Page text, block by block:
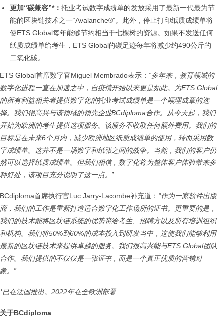
更加“碳兼容”*： 托业考试数字成绩单的发放采用了最新一代最为节
能的区块链技术之一“Avalanche®”。此外，停止打印纸质成绩单将
使ETS Global每年能够节约相当于七棵树的资源。如果不发送任何
纸质成绩单给考生，ETS Global的碳足迹每年将减少约490公斤的
二氧化碳。
ETS Global首席数字官Miguel Membrado表示： “多年来，教育领域的
数字化进程一直在加速之中，自疫情开始以来更是如此。为ETS Global
的所有利益相关者提供数字化的托业考试成绩单是一个顺理成章的选
择。我们很高兴与该领域的领先企业BCdiploma合作。从今天起，我们
开始为欧洲的考生提供这项服务。该服务不收取任何额外费用。我们的
目标是在未来6个月内，减少欧洲地区纸质成绩单的使用，转而采用数
字成绩单。这并不是一场数字和纸张之间的战争。当然，我们的客户仍
然可以选择纸质成绩单。但我们相信，数字化将为整体客户体验带来多
种好处，该项目充分说明了这一点。 ”
BCdiploma首席执行官Luc Jarry-Lacombe补充道： “作为一家软件出版
商，我们的工作是重新打造适合数字化工作场所的证书。更重要的是，
我们的技术能将区块链系统的优势带给考生、招聘方以及所有培训组织
和机构。我们将50%到60%的成本投入到研发当中，这使我们能够利用
最新的区块链技术来提供卓越的服务。我们很高兴能与ETS Global团队
合作。我们提供的不仅仅是一张证书，而是一个真正优质的营销对
象。 ”
*已在法国推出。 2022年在全欧洲部署
关于BCdiploma